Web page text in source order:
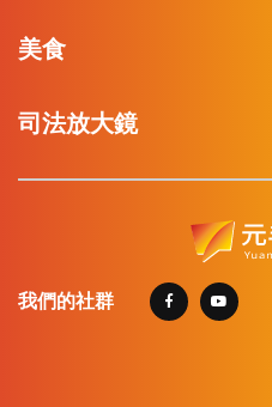
美食
司法放大鏡
我們的社群